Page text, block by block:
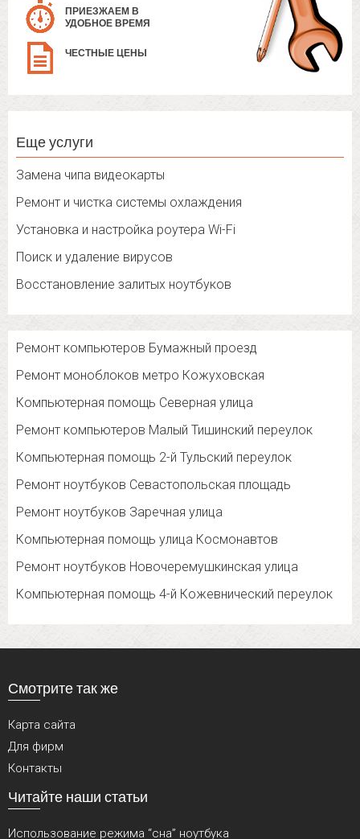
ПРИЕЗЖАЕМ В
УДОБНОЕ ВРЕМЯ
ЧЕСТНЫЕ ЦЕНЫ
Еще услуги
Замена чипа видеокарты
Ремонт и чистка системы охлаждения
Установка и настройка роутера Wi-Fi
Поиск и удаление вирусов
Восстановление залитых ноутбуков
Ремонт компьютеров Бумажный проезд
Ремонт моноблоков метро Кожуховская
Компьютерная помощь Северная улица
Ремонт компьютеров Малый Тишинский переулок
Компьютерная помощь 2-й Тульский переулок
Ремонт ноутбуков Севастопольская площадь
Ремонт ноутбуков Заречная улица
Компьютерная помощь улица Космонавтов
Ремонт ноутбуков Новочеремушкинская улица
Компьютерная помощь 4-й Кожевнический переулок
Смотрите так же
Карта сайта
Для фирм
Контакты
Читайте наши статьи
Использование режима “сна” ноутбука